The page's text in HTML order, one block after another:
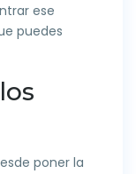
ese
puedes
poner la